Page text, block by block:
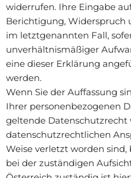
widerrufen. Ihre Eingabe
Berichtigung, Widerspruch
im letztgenannten Fall,
unverhältnismäßiger
eine dieser Erklärung
werden.
Wenn Sie der Auffassung
Ihrer personenbezogenen
geltende Datenschutzrecht
datenschutzrechtlichen
Weise verletzt worden
bei der zuständigen